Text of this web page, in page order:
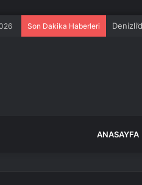
Son Dakika Haberleri
ANASAYFA